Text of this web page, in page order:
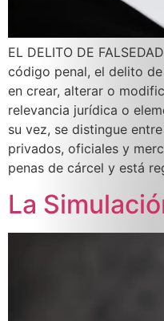
EL DELITO DE
código penal, el delito
en crear, alterar o
relevancia jurídica o
su vez, se distingue
privados, oficiales y
penas de cárcel y está
La